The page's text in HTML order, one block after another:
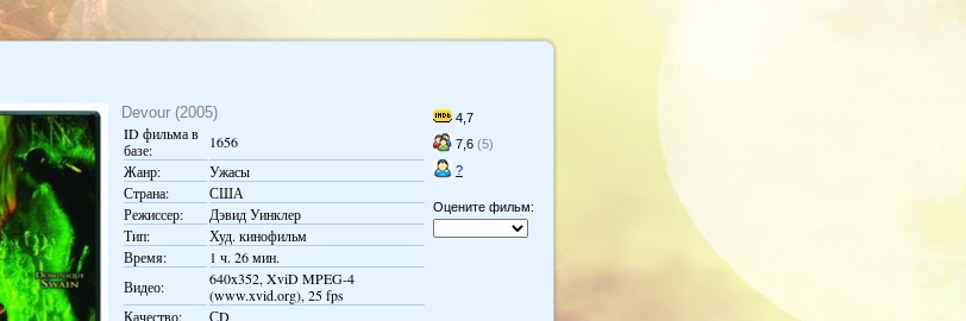
4,7
7,6 (5)
?
Оцените фильм:
Devour (2005)
ID фильма в
базе:
1656
Жанр:
Ужасы
Страна:
США
Режиссер:
Дэвид Уинклер
Тип:
Худ. кинофильм
Время:
1 ч. 26 мин.
Видео:
640x352, XviD MPEG-4
(www.xvid.org), 25 fps
Качество:
СD